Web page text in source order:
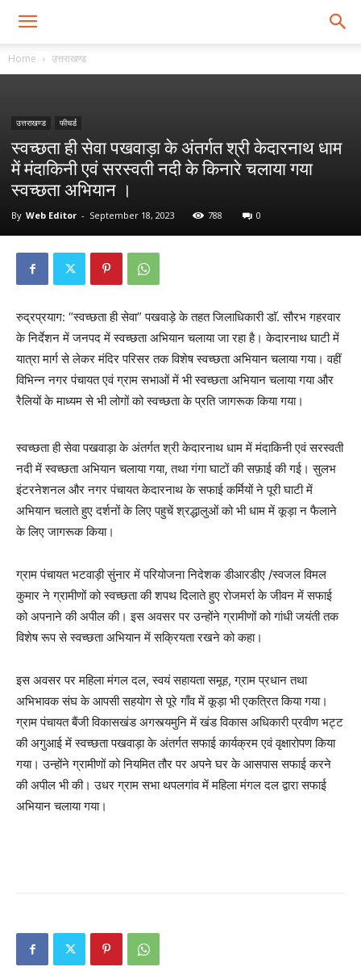
Home उत्तराखण्ड
उत्तराखण्ड फीचर्ड
स्वच्छता ही सेवा पखवाड़ा के अंतर्गत श्री केदारनाथ धाम
में मंदाकिनी एवं सरस्वती नदी के किनारे चलाया गया
स्वच्छता अभियान ।
By Web Editor - September 18, 2023 788 0
रुद्रप्रयाग: “स्वच्छता ही सेवा” पखवाड़े के तहत जिलाधिकारी डाॅ. सौरभ गहरवार
के निर्देशन में जनपद में स्वच्छता अभियान चलाया जा रहा है। केदारनाथ घाटी में
यात्रा मार्ग से लेकर मंदिर परिसर तक विशेष स्वच्छता अभियान चलाया गया। वहीं
विभिन्न नगर पंचायत एवं ग्राम सभाओं में भी स्वच्छता अभियान चलाया गया और
रैलियों के माध्यम से भी लोगों को स्वच्छता के प्रति जागरूक किया गया।
स्वच्छता ही सेवा पखवाड़ा के अंतर्गत श्री केदारनाथ धाम में मंदाकिनी एवं सरस्वती
नदी में स्वच्छता अभियान चलाया गया, तथा गंगा घाटों की सफ़ाई की गई। सुलभ
इंटरनेशनल और नगर पंचायत केदारनाथ के सफाई कर्मियों ने पूरी घाटी में
अभियान चलाते हुए दर्शनों के लिए पहुचें श्रद्धालुओं को भी धाम में कूड़ा न फैलाने
के लिए जागरूक किया।
ग्राम पंचायत भटवाड़ी सुंनार में परियोजना निदेशक डीआरडीए /स्वजल विमल
कुमार ने ग्रामीणों को स्वच्छता की शपथ दिलाते हुए रोजमर्रा के जीवन में सफाई
को अपनाने की अपील की। इस अवसर पर उन्होंने ग्रामीणों को गांधी जयंती तक
विशेष रूप से स्वच्छता अभियान में सक्रियता रखने को कहा।
इस अवसर पर महिला मंगल दल, स्वयं सहायता समूह, ग्राम प्रधान तथा
अभिभावक संघ के आपसी सहयोग से पूरे गाँव में कूड़ा भी एकत्रित किया गया।
ग्राम पंचायत बैंजी विकासखंड अगस्त्यमुनि में खंड विकास अधिकारी प्रवीण भट्ट
की अगुआई में स्वच्छता पखवाड़ा के अंतर्गत सफाई कार्यक्रम एवं वृक्षारोपण किया
गया। उन्होंने ग्रामीणों को नियमित तौर पर अपने घर के आसपास सफाई करने
की अपील भी की। उधर ग्राम सभा थपलगांव में महिला मंगल दल द्वारा सफाई
अभियान चलाया गया।